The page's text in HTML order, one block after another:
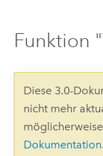
Funktion
Diese 3.0-
nicht mehr
Dokumentation.